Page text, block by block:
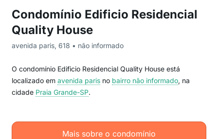
Condomínio Edificio Residencial
Quality House
avenida paris, 618 • não informado
O condomínio Edificio Residencial Quality House está
localizado em avenida paris no bairro não informado, na
cidade Praia Grande-SP.
Mais sobre o condomínio